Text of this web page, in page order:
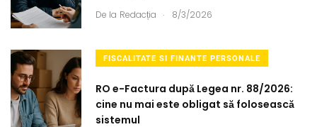
De la Redacția . 8/3/2026
FISCALITATE SI FINANTE PERSONALE
RO e-Factura după Legea nr. 88/2026:
cine nu mai este obligat să folosească
sistemul